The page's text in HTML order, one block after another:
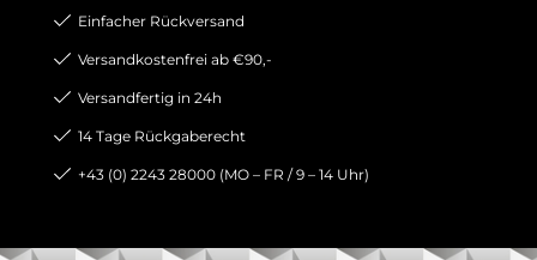
Einfacher Rückversand
Versandkostenfrei ab €90,-
Versandfertig in 24h
14 Tage Rückgaberecht
+43 (0) 2243 28000 (MO – FR / 9 – 14 Uhr)